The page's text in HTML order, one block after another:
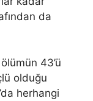
da
43’ü
olduğu
herhangi